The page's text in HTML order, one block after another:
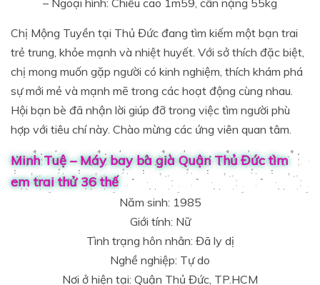
Chị Mộng Tuyền tại Thủ Đức đang tìm kiếm một bạn trai
trẻ trung, khỏe mạnh và nhiệt huyết. Với sở thích đặc biệt,
chị mong muốn gặp người có kinh nghiệm, thích khám phá
sự mới mẻ và mạnh mẽ trong các hoạt động cùng nhau.
Hội bạn bè đã nhận lời giúp đỡ trong việc tìm người phù
hợp với tiêu chí này. Chào mừng các ứng viên quan tâm.
Minh Tuệ – Máy bay bà già Quận Thủ Đức tìm
em trai thử 36 thế
Năm sinh: 1985
Giới tính: Nữ
Tình trạng hôn nhân: Đã ly dị
Nghề nghiệp: Tự do
Nơi ở hiện tại: Quận Thủ Đức, TP.HCM